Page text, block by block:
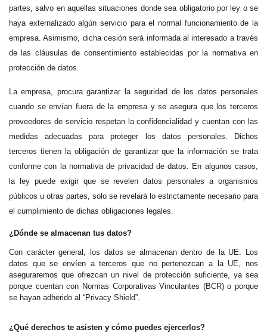
partes, salvo en aquellas situaciones donde sea obligatorio por ley o se
haya externalizado algún servicio para el normal funcionamiento de la
empresa. Asimismo, dicha cesión será informada al interesado a través
de las cláusulas de consentimiento establecidas por la normativa en
protección de datos.
La empresa, procura garantizar la seguridad de los datos personales
cuando se envían fuera de la empresa y se asegura que los terceros
proveedores de servicio respetan la confidencialidad y cuentan con las
medidas adecuadas para proteger los datos personales. Dichos
terceros tienen la obligación de garantizar que la información se trata
conforme con la normativa de privacidad de datos. En algunos casos,
la ley puede exigir que se revelen datos personales a organismos
públicos u otras partes, solo se revelará lo estrictamente necesario para
el cumplimiento de dichas obligaciones legales.
¿Dónde se almacenan tus datos?
Con carácter general, los datos se almacenan dentro de la UE. Los
datos que se envíen a terceros que no pertenezcan a la UE, nos
aseguraremos que ofrezcan un nivel de protección suficiente, ya sea
porque cuentan con Normas Corporativas Vinculantes (BCR) o porque
se hayan adherido al “Privacy Shield”.
¿Qué derechos te asisten y cómo puedes ejercerlos?